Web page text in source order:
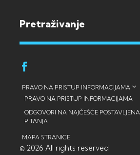
PRAVO NA PRISTUP INFORMACIJAMA
PRAVO NA PRISTUP INFORMACIJAMA
ODGOVORI NA NAJČEŠĆE POSTAVLJENA
PITANJA
MAPA STRANICE
© 2026 All rights reserved